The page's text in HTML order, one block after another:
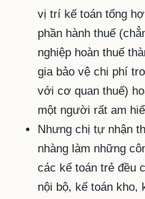
vị trí kế toán tổng
phần hành thuế
nghiệp hoàn thuế
gia bảo vệ chi phí
với cơ quan thuế)
một người rất am
Nhưng chị tự nhận
nhàng làm những
các kế toán trẻ đều
nội bộ, kế toán kho,